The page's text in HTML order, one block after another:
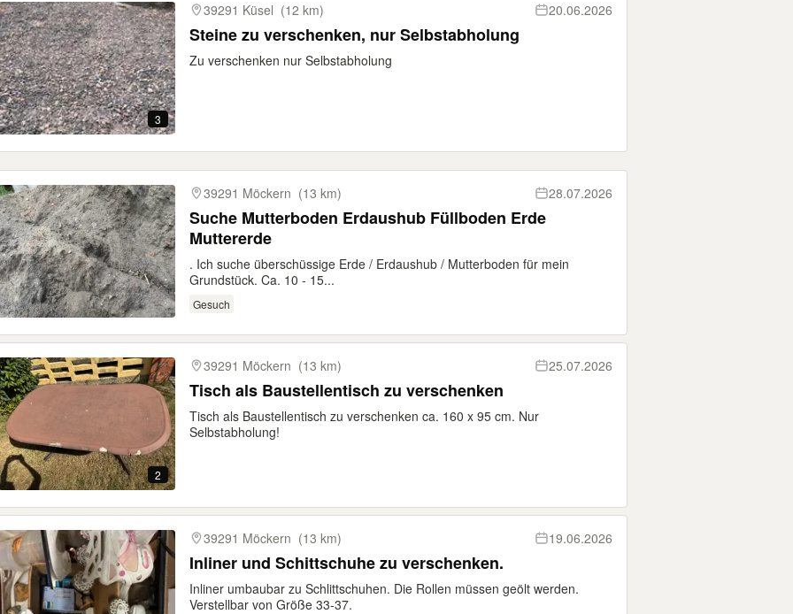
3
39291 Küsel (12 km) 20.06.2026
Steine zu verschenken, nur Selbstabholung
Zu verschenken nur Selbstabholung
39291 Möckern (13 km) 28.07.2026
Suche Mutterboden Erdaushub Füllboden Erde
Muttererde
. Ich suche überschüssige Erde / Erdaushub / Mutterboden für mein
Grundstück. Ca. 10 - 15...
Gesuch
2
39291 Möckern (13 km) 25.07.2026
Tisch als Baustellentisch zu verschenken
Tisch als Baustellentisch zu verschenken ca. 160 x 95 cm. Nur
Selbstabholung!
39291 Möckern (13 km) 19.06.2026
Inliner und Schittschuhe zu verschenken.
Inliner umbaubar zu Schlittschuhen. Die Rollen müssen geölt werden.
Verstellbar von Größe 33-37.